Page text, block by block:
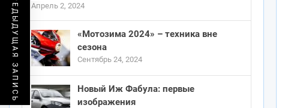
ПРЕДЫДУЩАЯ ЗАПИСЬ Апрель 2, 2024
«Мотозима 2024» – техника вне
сезона
Сентябрь 24, 2024
Новый Иж Фабула: первые
изображения